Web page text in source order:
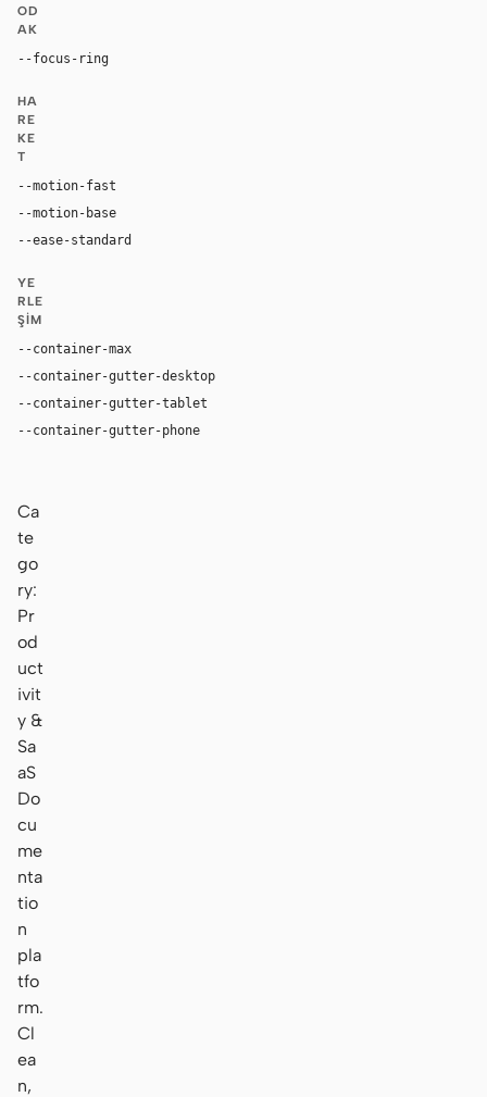
OD
AK
--focus-ring
HA
RE
KE
T
--motion-fast
--motion-base
--ease-standard
YE
RLE
ŞIM
--container-max
--container-gutter-desktop
--container-gutter-tablet
--container-gutter-phone
Ca
te
go
ry:
Pr
od
uct
ivit
y &
Sa
aS
Do
cu
me
nta
tio
n
pla
tfo
rm.
Cl
ea
n,